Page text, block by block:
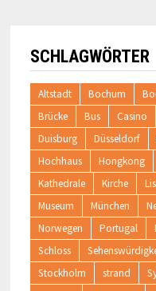
SCHLAGWÖRTER
Altstadt Bochum
Brücke
Bus Casino
Duisburg
Düsseldorf
Hochhaus
Hongkong
Kathedrale
Kirche
Museum
München
Norwegen
Portugal
Schloss
Stockholm
strand